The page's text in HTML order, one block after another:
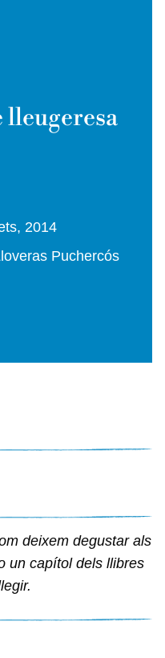
2014
Puchercós
deixem degustar als
un capítol dels llibres